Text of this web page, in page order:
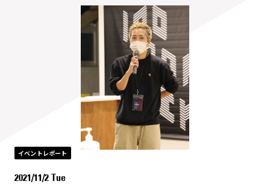
イベントレポート
2021/11/2 Tue